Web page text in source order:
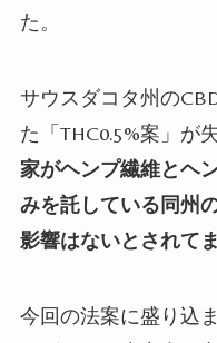
た。
サウスダコタ州の
た「 THC0.5%案」が
家がヘンプ繊維とヘ
みを託している同州
影響はないとされて
今回の法案に盛り込